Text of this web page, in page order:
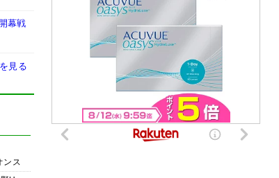
幕戦
見る
ンス